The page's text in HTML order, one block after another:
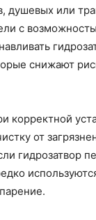
душевых или
с
снижают
корректной
от
гидрозатвор